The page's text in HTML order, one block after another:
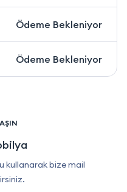
Ödeme Bekleniyor
Ödeme Bekleniyor
kullanarak bize mail